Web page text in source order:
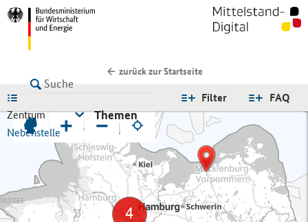
zurück zur Startseite
FAQ
Filter
Zentrum
Nebenstelle
Themen
+ −